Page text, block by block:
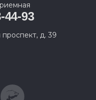
44-93
д. 39